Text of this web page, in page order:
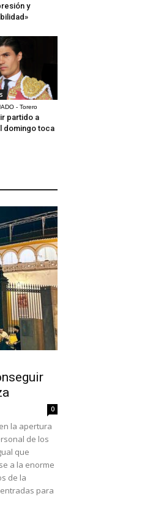
y
- Torero
partido a
domingo toca
0
la apertura
de los
que
a la enorme
de la
para